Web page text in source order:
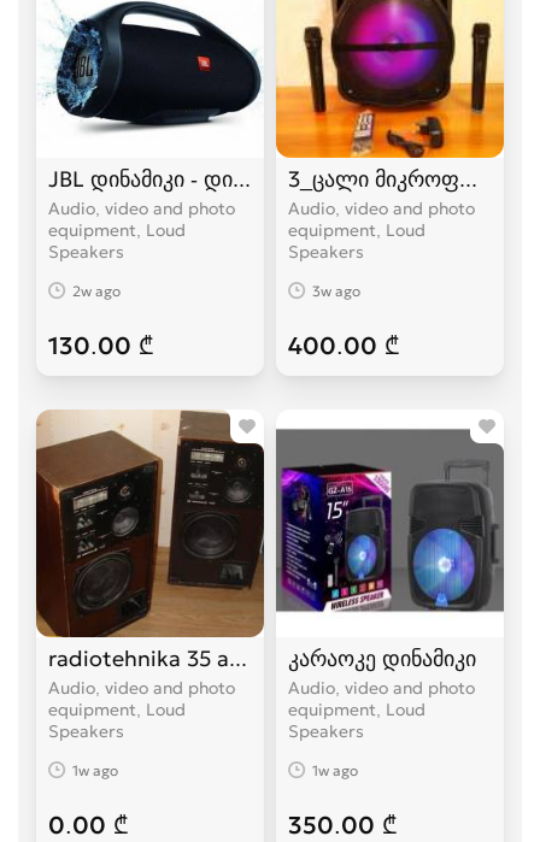
JBL დინამიკი - დიდი ვერსია
Audio, video and photo
equipment, Loud
Speakers
2w ago
130.00 ₾
3_ცალი
Audio, video and photo
equipment, Loud
Speakers
3w ago
400.00 ₾
radiotehnika 35 ac-1
Audio, video and photo
equipment, Loud
Speakers
1w ago
0.00 ₾
კარაოკე დინამიკი
Audio, video and photo
equipment, Loud
Speakers
1w ago
350.00 ₾